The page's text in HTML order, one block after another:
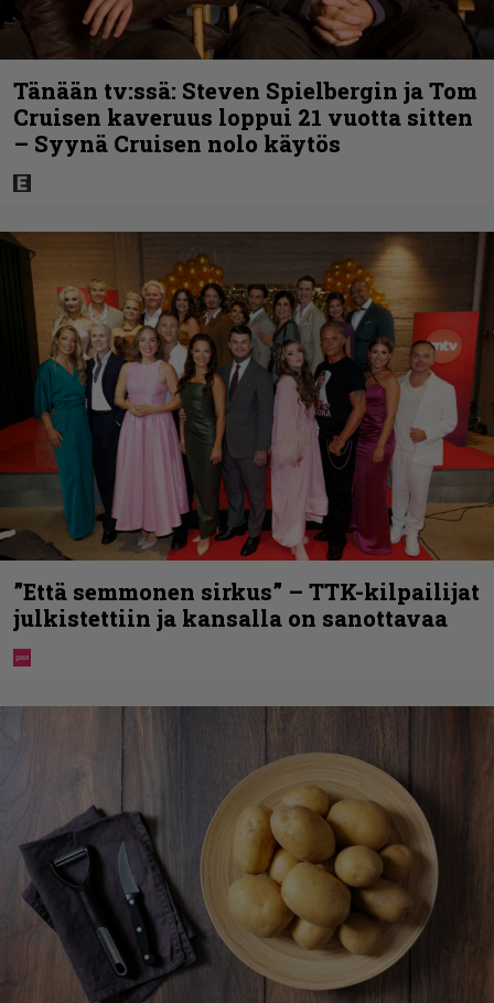
Tänään tv:ssä: Steven Spielbergin ja Tom
Cruisen kaveruus loppui 21 vuotta sitten
– Syynä Cruisen nolo käytös
”Että semmonen sirkus” – TTK-kilpailijat
julkistettiin ja kansalla on sanottavaa